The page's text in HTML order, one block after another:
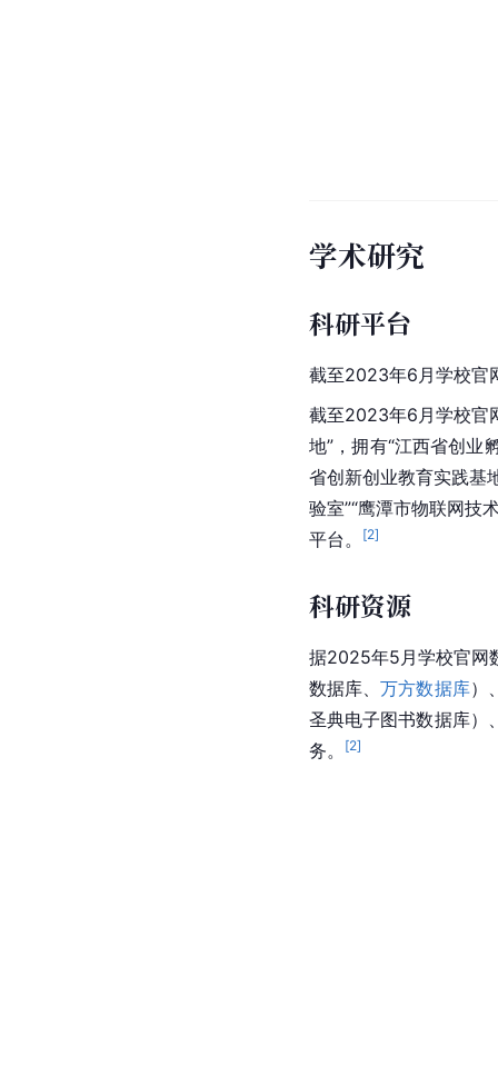
学术研究
科研平台
截至2023年6月学校官
截至2023年6月学校官
地”，拥有“江西省创业
省创新创业教育实践基
验室”“鹰潭市物联网技
平台。
[2]
科研资源
据2025年5月学校官网
数据库、万方数据库）
圣典电子图书数据库）
务。
[2]